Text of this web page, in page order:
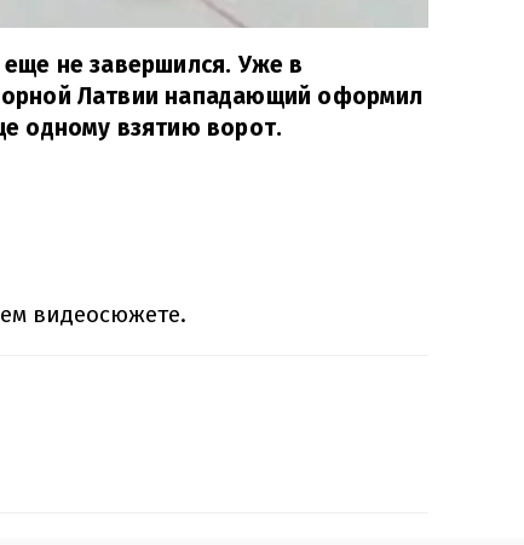
не завершился. Уже в
Латвии нападающий оформил
одному взятию ворот.
видеосюжете.